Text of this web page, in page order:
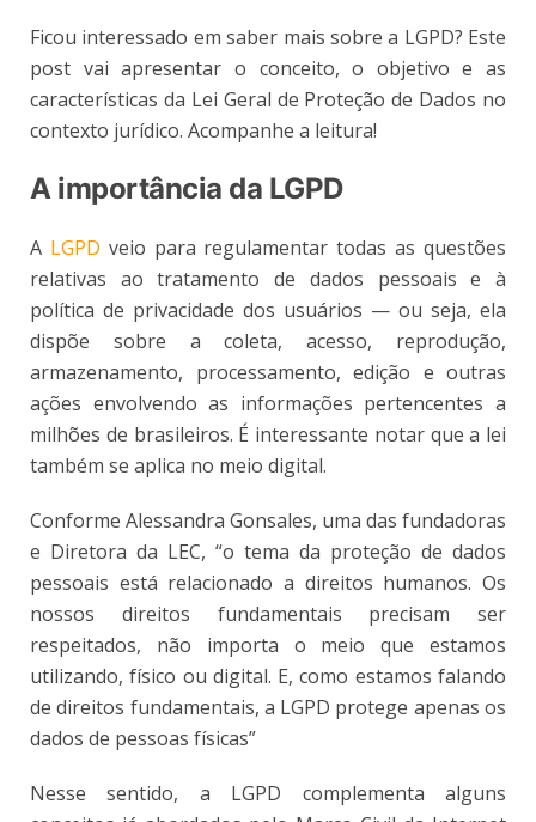
Ficou interessado em saber mais sobre a LGPD? Este
post vai apresentar o conceito, o objetivo e as
características da Lei Geral de Proteção de Dados no
contexto jurídico. Acompanhe a leitura!
A importância da LGPD
A LGPD veio para regulamentar todas as questões
relativas ao tratamento de dados pessoais e à
política de privacidade dos usuários — ou seja, ela
dispõe sobre a coleta, acesso, reprodução,
armazenamento, processamento, edição e outras
ações envolvendo as informações pertencentes a
milhões de brasileiros. É interessante notar que a lei
também se aplica no meio digital.
Conforme Alessandra Gonsales, uma das fundadoras
e Diretora da LEC, “o tema da proteção de dados
pessoais está relacionado a direitos humanos. Os
nossos direitos fundamentais precisam ser
respeitados, não importa o meio que estamos
utilizando, físico ou digital. E, como estamos falando
de direitos fundamentais, a LGPD protege apenas os
dados de pessoas físicas”
Nesse sentido, a LGPD complementa alguns